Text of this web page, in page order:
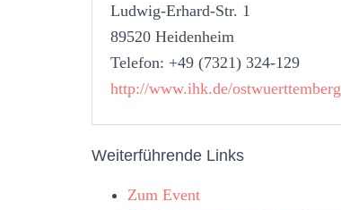
Ludwig-Erhard-Str. 1
89520 Heidenheim
Telefon: +49 (7321) 324-129
http://www.ihk.de/ostwuerttemberg
Weiterführende Links
Zum Event